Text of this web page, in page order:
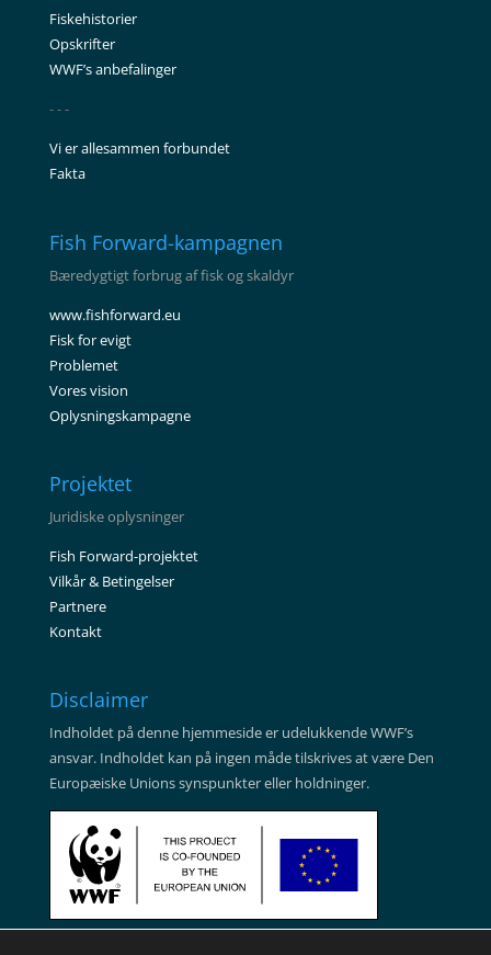
Fiskehistorier
Opskrifter
WWF’s anbefalinger
- - -
Vi er allesammen forbundet
Fakta
Fish Forward-kampagnen
Bæredygtigt forbrug af fisk og skaldyr
www.fishforward.eu
Fisk for evigt
Problemet
Vores vision
Oplysningskampagne
Projektet
Juridiske oplysninger
Fish Forward-projektet
Vilkår & Betingelser
Partnere
Kontakt
Disclaimer
Indholdet på denne hjemmeside er udelukkende WWF’s
ansvar. Indholdet kan på ingen måde tilskrives at være Den
Europæiske Unions synspunkter eller holdninger.